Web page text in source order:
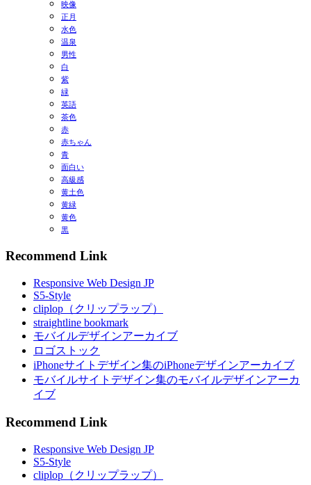
映像
正月
水色
温泉
男性
白
紫
緑
英語
茶色
赤
赤ちゃん
青
面白い
高級感
黄土色
黄緑
黄色
黒
Recommend Link
Responsive Web Design JP
S5-Style
cliplop（クリップラップ）
straightline bookmark
モバイルデザインアーカイブ
ロゴストック
iPhoneサイトデザイン集のiPhoneデザインアーカイブ
モバイルサイトデザイン集のモバイルデザインアーカ
イブ
Recommend Link
Responsive Web Design JP
S5-Style
cliplop（クリップラップ）